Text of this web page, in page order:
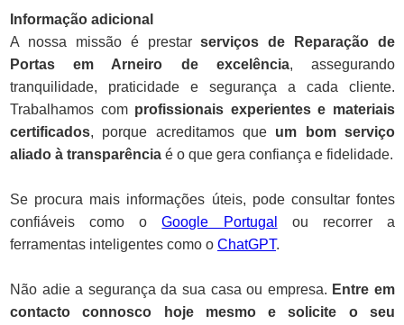
Informação adicional
A nossa missão é prestarserviços de Reparação de
Portas em Arneiro de excelência, assegurando
tranquilidade, praticidade e segurança a cada cliente.
Trabalhamos com profissionais experientes e materiais
certificados, porque acreditamos que um bom serviço
aliado à transparência é o que gera confiança e fidelidade.
Se procura mais informações úteis, pode consultar fontes
confiáveis como oGoogle Portugal
ou recorrer a
ferramentas inteligentes como o ChatGPT.
Não adie a segurança da sua casa ou empresa. Entre em
contacto connosco hoje mesmo e solicite o seu